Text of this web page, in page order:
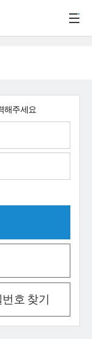
해주세요
호 찾기